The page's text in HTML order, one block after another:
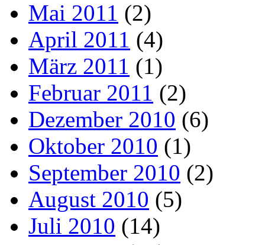
Mai 2011 (2)
April 2011 (4)
März 2011 (1)
Februar 2011 (2)
Dezember 2010 (6)
Oktober 2010 (1)
September 2010 (2)
August 2010 (5)
Juli 2010 (14)